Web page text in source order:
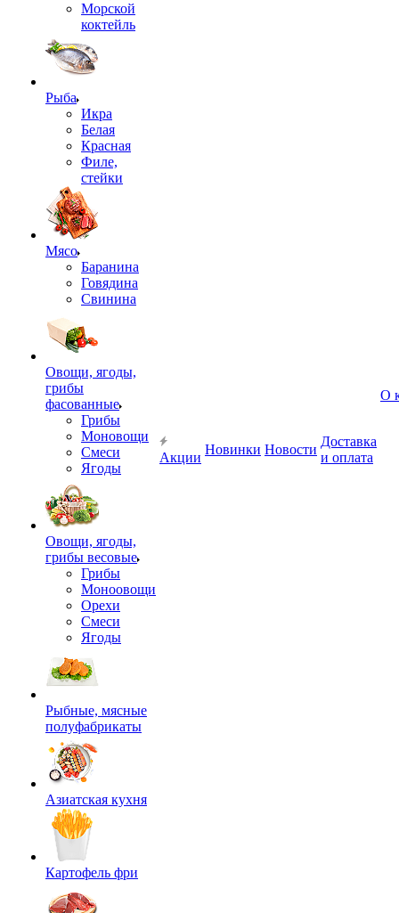
Морской
коктейль
Рыба
Икра
Белая
Красная
Филе,
стейки
Мясо
Баранина
Говядина
Свинина
Овощи, ягоды,
грибы
фасованные
Грибы
Моновощи
Смеси
Ягоды
Овощи, ягоды,
грибы весовые
Грибы
Моноовощи
Орехи
Смеси
Ягоды
Рыбные, мясные
полуфабрикаты
Азиатская кухня
Картофель фри
Акции
Новинки Новости
Доставка
и оплата
О